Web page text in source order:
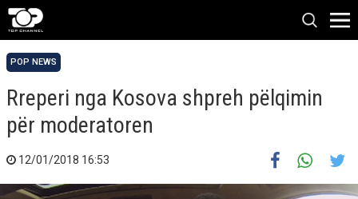
POP NEWS
Rreperi nga Kosova shpreh pëlqimin
për moderatoren
12/01/2018 16:53